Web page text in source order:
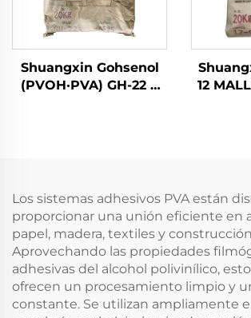
Shuangxin Gohsenol
(PVOH·PVA) GH-22 y
12
Los sistemas adhesivos PVA están
proporcionar una unión eficiente en
papel, madera, textiles y
Aprovechando las propiedades
adhesivas del alcohol polivinílico,
ofrecen un procesamiento limpio y
constante. Se utilizan ampliamente